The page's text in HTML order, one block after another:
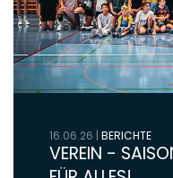
16.06.26 | BERICHTE
VEREIN -